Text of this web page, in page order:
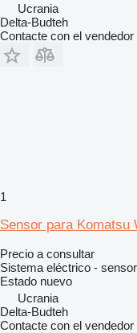
Ucrania
Delta-Budteh
Contacte con el vendedor
1
Sensor para Komatsu
Precio a consultar
Sistema eléctrico - sensor
Estado nuevo
Ucrania
Delta-Budteh
Contacte con el vendedor